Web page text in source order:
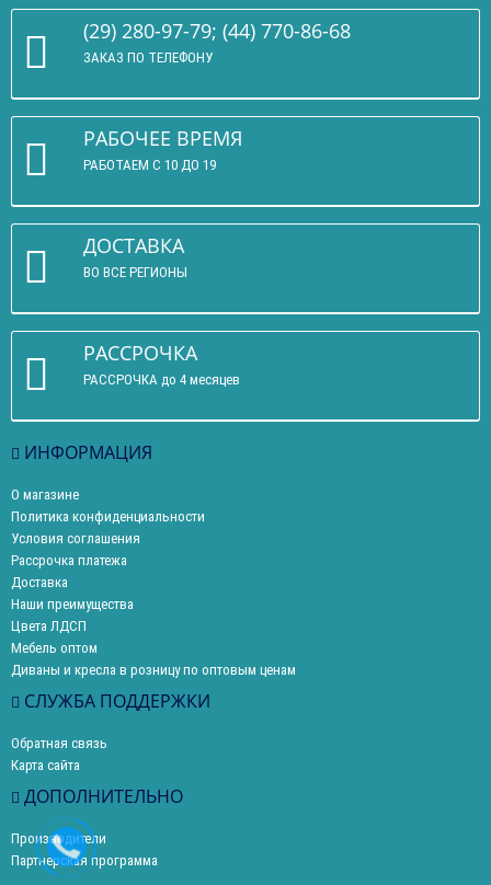
(29) 280-97-79; (44) 770-86-68
ЗАКАЗ ПО ТЕЛЕФОНУ
РАБОЧЕЕ ВРЕМЯ
РАБОТАЕМ С 10 ДО 19
ДОСТАВКА
ВО ВСЕ РЕГИОНЫ
РАССРОЧКА
РАССРОЧКА до 4 месяцев
ИНФОРМАЦИЯ
О магазине
Политика конфиденциальности
Условия соглашения
Рассрочка платежа
Доставка
Наши преимущества
Цвета ЛДСП
Мебель оптом
Диваны и кресла в розницу по оптовым ценам
СЛУЖБА ПОДДЕРЖКИ
Обратная связь
Карта сайта
ДОПОЛНИТЕЛЬНО
Производители
Партнерская программа